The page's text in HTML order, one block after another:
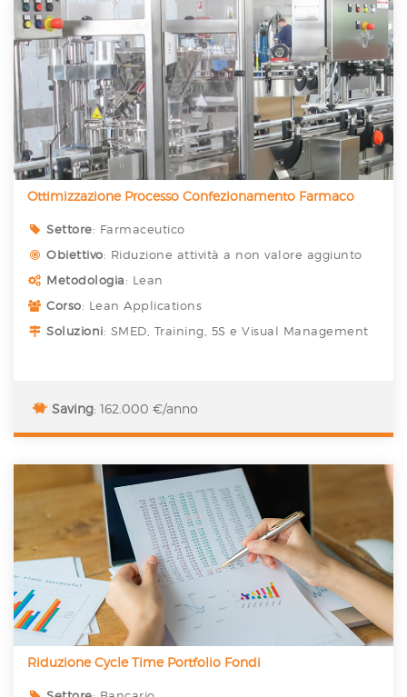
Ottimizzazione Processo Confezionamento Farmaco
Settore: Farmaceutico
Obiettivo: Riduzione attività a non valore aggiunto
Metodologia: Lean
Corso: Lean Applications
Soluzioni: SMED, Training, 5S e Visual Management
Saving: 162.000 €/anno
Riduzione Cycle Time Portfolio Fondi